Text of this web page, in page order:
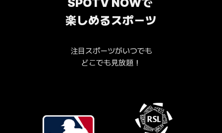
楽しめるスポーツ
注目スポーツがいつでも
どこでも見放題！